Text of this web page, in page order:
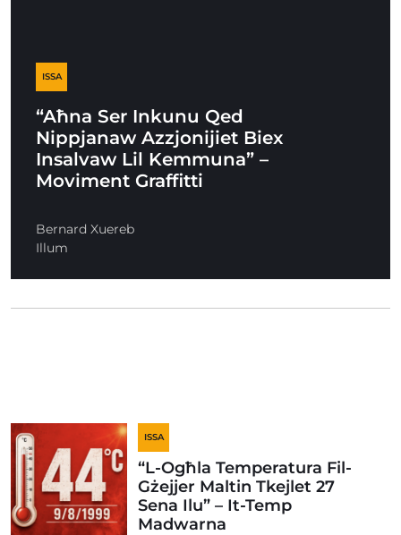
ISSA
“Aħna Ser Inkunu Qed
Nippjanaw Azzjonijiet Biex
Insalvaw Lil Kemmuna” –
Moviment Graffitti
Bernard Xuereb
Illum
ISSA
“L-Ogħla Temperatura Fil-
Gżejjer Maltin Tkejlet 27
Sena Ilu” – It-Temp
Madwarna